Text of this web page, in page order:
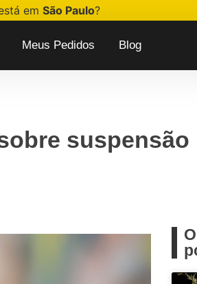
em São Paulo?
Meus Pedidos Blog
suspensão